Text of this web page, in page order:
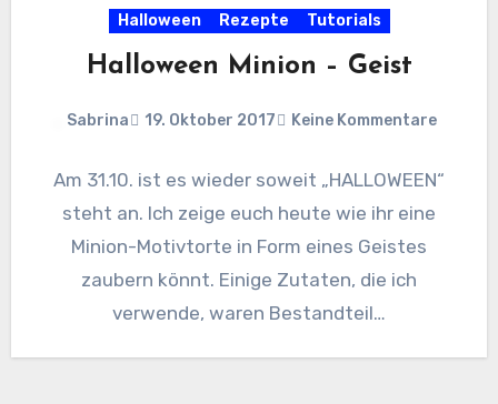
Halloween Rezepte Tutorials
Halloween Minion – Geist
Sabrina 19. Oktober 2017 Keine Kommentare
Am 31.10. ist es wieder soweit „HALLOWEEN“
steht an. Ich zeige euch heute wie ihr eine
Minion-Motivtorte in Form eines Geistes
zaubern könnt. Einige Zutaten, die ich
verwende, waren Bestandteil…